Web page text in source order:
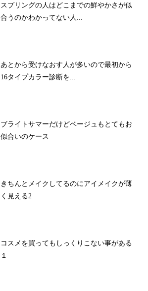
スプリングの人はどこまでの鮮やかさが似
合うのかわかってない人...
あとから受けなおす人が多いので最初から
16タイプカラー診断を...
ブライトサマーだけどベージュもとてもお
似合いのケース
きちんとメイクしてるのにアイメイクが薄
く見える2
コスメを買ってもしっくりこない事がある
１